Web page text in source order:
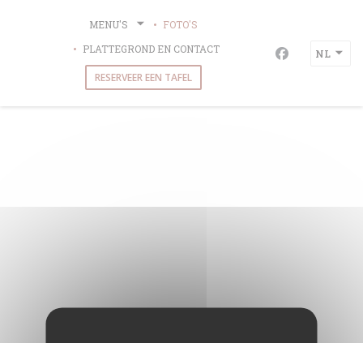
MENU'S
FOTO'S
PLATTEGROND EN CONTACT
RESERVEER EEN TAFEL
Facebook
NL